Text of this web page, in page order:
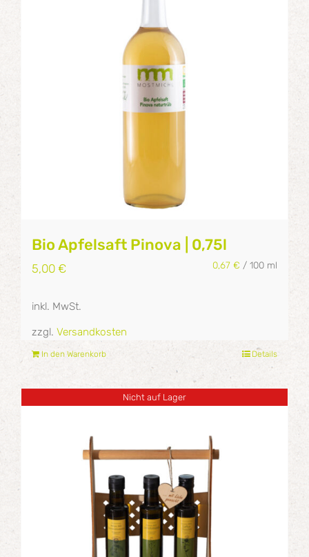
Bio Apfelsaft Pinova | 0,75l
5,00 € 0,67€ /100 ml
inkl. MwSt.
zzgl. Versandkosten
In den Warenkorb Details
Nicht auf Lager